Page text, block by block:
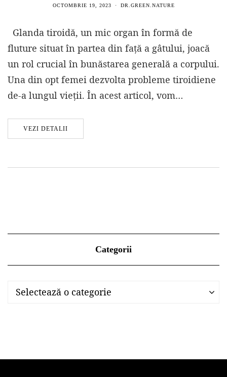
OCTOMBRIE 19, 2023 DR.GREEN.NATURE
Glanda tiroidă, un mic organ în formă de
fluture situat în partea din față a gâtului, joacă
un rol crucial în bunăstarea generală a corpului.
Una din opt femei dezvolta probleme tiroidiene
de-a lungul vieții. În acest articol, vom…
VEZI DETALII
Categorii
Categorii
Selectează o categorie
Categorii